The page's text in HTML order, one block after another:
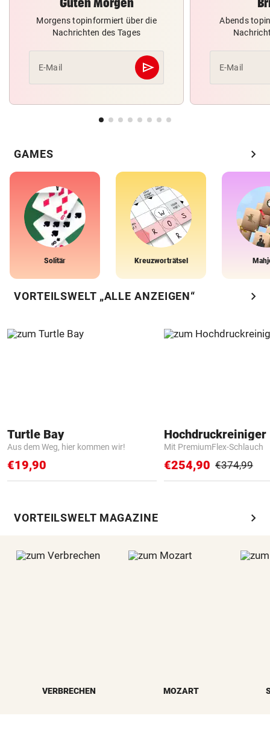
Morgens topinformiert über die
Nachrichten des Tages
E-Mail send
Abschicken
Abends
E-Mail
GAMES chevron_right
Solitär Kreuzworträtsel
VORTEILSWELT „ALLE ANZEIGEN“ chevron_right
Turtle Bay
Aus dem Weg, hier kommen wir!
€19,90
Hochdruckreiniger
Mit PremiumFlex-Schlauch
€254,90 €374,99
VORTEILSWELT MAGAZINE chevron_right
VERBRECHEN MOZART